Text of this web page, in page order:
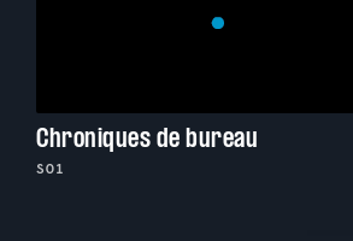
Chroniques de bureau
S01